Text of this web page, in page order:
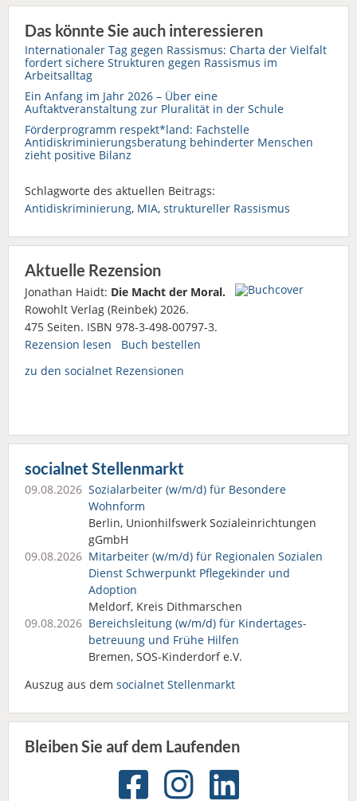
Das könnte Sie auch interessieren
Internationaler Tag gegen Rassismus: Charta der Vielfalt
fordert sichere Strukturen gegen Rassismus im
Arbeitsalltag
Ein Anfang im Jahr 2026 – Über eine
Auftaktveranstaltung zur Pluralität in der Schule
Förderprogramm respekt*land: Fachstelle
Antidiskriminierungsberatung behinderter Menschen
zieht positive Bilanz
Schlagworte des aktuellen Beitrags:
Antidiskriminierung, MIA, struktureller Rassismus
Aktuelle Rezension
Jonathan Haidt: Die Macht der Moral.
Rowohlt Verlag (Reinbek) 2026.
475 Seiten. ISBN 978-3-498-00797-3.
Rezension lesen
Buch bestellen
zu den socialnet Rezensionen
socialnet Stellenmarkt
09.08.2026 Sozialarbeiter (w/m/d) für Besondere
Wohnform
Berlin, Unionhilfswerk Sozialeinrichtungen
gGmbH
09.08.2026 Mitarbeiter (w/m/d) für Regionalen Sozialen
Dienst Schwerpunkt Pflegekinder und
Adoption
Meldorf, Kreis Dithmarschen
09.08.2026 Bereichsleitung (w/m/d) für Kindertages­
betreuung und Frühe Hilfen
Bremen, SOS-Kinderdorf e.V.
Auszug aus dem socialnet Stellenmarkt
Bleiben Sie auf dem Laufenden